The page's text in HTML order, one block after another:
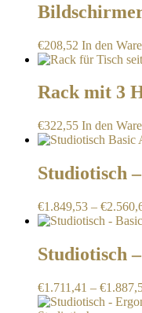
€208,52 In den
Rack mit 3
€322,55 In den
Studiotisch
€1.849,53 – €
Studiotisch
€1.711,41 – €